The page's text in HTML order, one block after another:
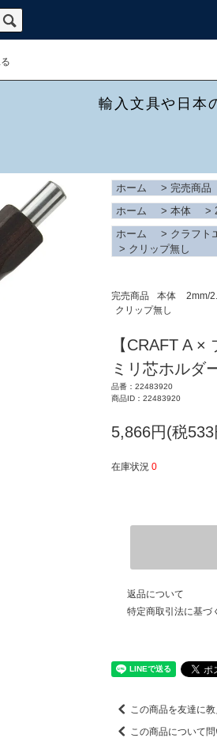
輸入文具や日本
ホーム > 完売商品
ホーム
> 本体 >
ホーム
> クラフト
> クリップ無し
完売商品 本体
2mm/
クリップ無し
【CRAFT A
ミリ芯ホルダ
品番：22483920
商品ID：22483920
5,866円(税
在庫状況 0
返品について
特定商取引法に基づ
この商品を友達に
この商品について